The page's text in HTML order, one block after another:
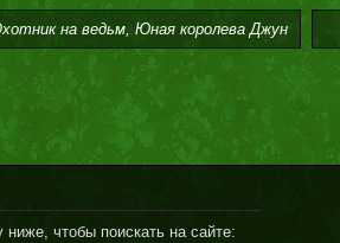
на ведьм Юная королева Джун
чтобы поискать на сайте: